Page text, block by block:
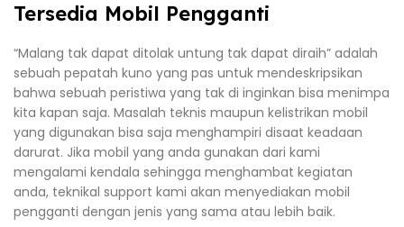
Tersedia Mobil Pengganti
“Malang tak dapat ditolak untung tak dapat diraih” adalah
sebuah pepatah kuno yang pas untuk mendeskripsikan
bahwa sebuah peristiwa yang tak di inginkan bisa menimpa
kita kapan saja. Masalah teknis maupun kelistrikan mobil
yang digunakan bisa saja menghampiri disaat keadaan
darurat. Jika mobil yang anda gunakan dari kami
mengalami kendala sehingga menghambat kegiatan
anda, teknikal support kami akan menyediakan mobil
pengganti dengan jenis yang sama atau lebih baik.